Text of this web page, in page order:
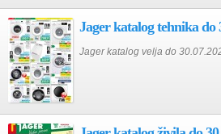
Jager katalog tehnika do
Jager katalog velja do